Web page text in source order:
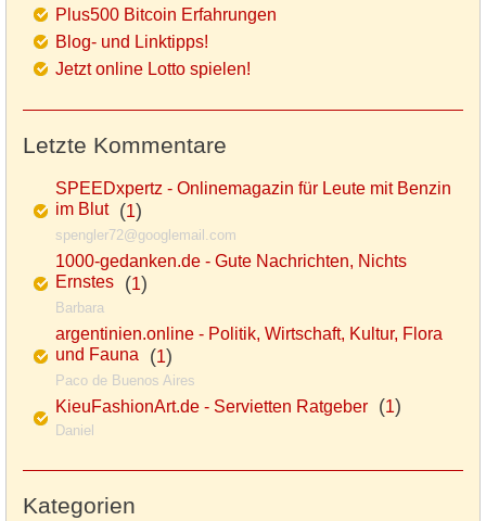
Plus500 Bitcoin Erfahrungen
Blog- und Linktipps!
Jetzt online Lotto spielen!
Letzte Kommentare
SPEEDxpertz - Onlinemagazin für Leute mit Benzin
im Blut(1)
spengler72@googlemail.com
1000-gedanken.de - Gute Nachrichten, Nichts
Ernstes (1)
Barbara
argentinien.online - Politik, Wirtschaft, Kultur, Flora
und Fauna (1)
Paco de Buenos Aires
KieuFashionArt.de - Servietten Ratgeber (1)
Daniel
Kategorien